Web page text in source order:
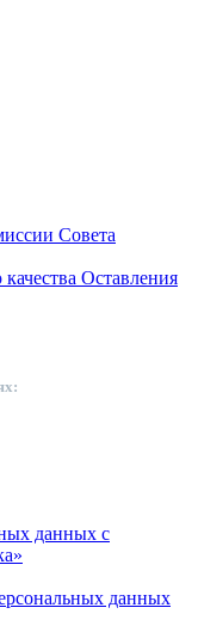
Совета
Оставления
данных с
данных